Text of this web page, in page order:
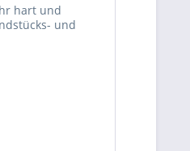
hart und
und